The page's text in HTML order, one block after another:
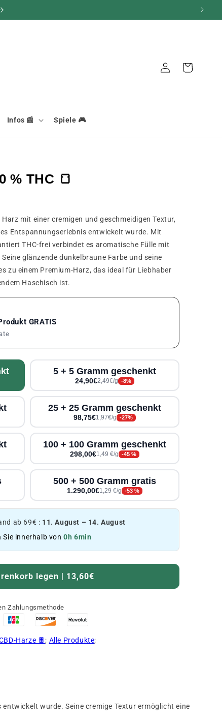
Infos 📰 Spiele 🎮
VerbindungWarenkorb
% THC 🍞
Harz mit einer cremigen und geschmeidigen Textur,
Entspannungserlebnis entwickelt wurde. Mit
THC-frei verbindet es aromatische Fülle mit
glänzende dunkelbraune Farbe und seine
zu einem Premium-Harz, das ideal für Liebhaber
Haschisch ist.
GRATIS
5 + 5 Gramm geschenkt
24,90€2,49€/g -8%
25 + 25 Gramm geschenkt
98,75€1,97€/g -27%
100 + 100 Gramm geschenkt
298,00€1,49 €/g -45 %
500 + 500 Gramm gratis
1.290,00€1,29 €/g -53 %
ab 69€ : 11. August – 14. August
Sie innerhalb von0h 6min
legen | 13,60€
Zahlungsmethode
Harze 🍫; Alle Produkte;
wurde. Seine cremige Textur ermöglicht eine